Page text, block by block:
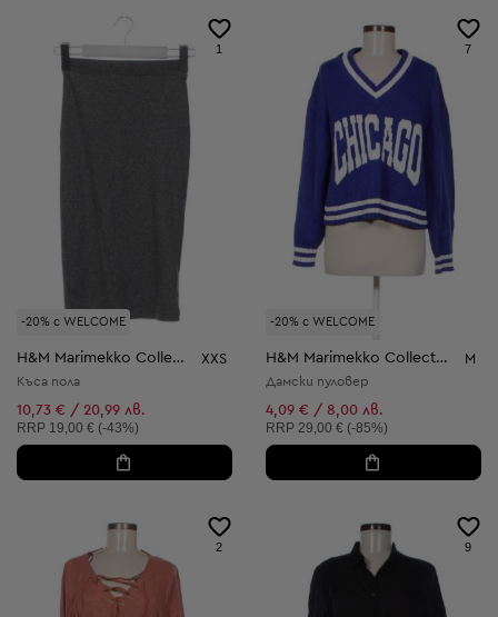
-20% с WELCOME
1
H&M Marimekko Collection XXS
Къса пола
10,73 € / 20,99 лв.
Препоръчителна цена:
RRP 19,00 € (-43%)
-20% с WELCOME
7
H&M Marimekko Collection M
Дамски пуловер
4,09 € / 8,00 лв.
Препоръчителна цена:
RRP 29,00 € (-85%)
2 9